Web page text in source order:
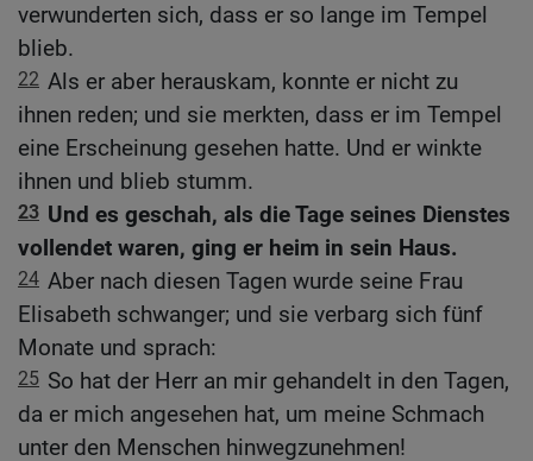
verwunderten sich, dass er so lange im Tempel
blieb.
22 Als er aber herauskam, konnte er nicht zu
ihnen reden; und sie merkten, dass er im Tempel
eine Erscheinung gesehen hatte. Und er winkte
ihnen und blieb stumm.
23 Und es geschah, als die Tage seines Dienstes
vollendet waren, ging er heim in sein Haus.
24 Aber nach diesen Tagen wurde seine Frau
Elisabeth schwanger; und sie verbarg sich fünf
Monate und sprach:
25 So hat der Herr an mir gehandelt in den Tagen,
da er mich angesehen hat, um meine Schmach
unter den Menschen hinwegzunehmen!